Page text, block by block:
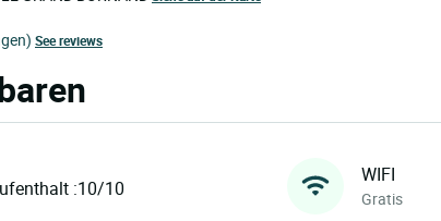
See reviews
:10/10
WIFI
Gratis